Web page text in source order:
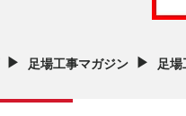
▶︎ 足場工事マガジン ▶︎ 足場